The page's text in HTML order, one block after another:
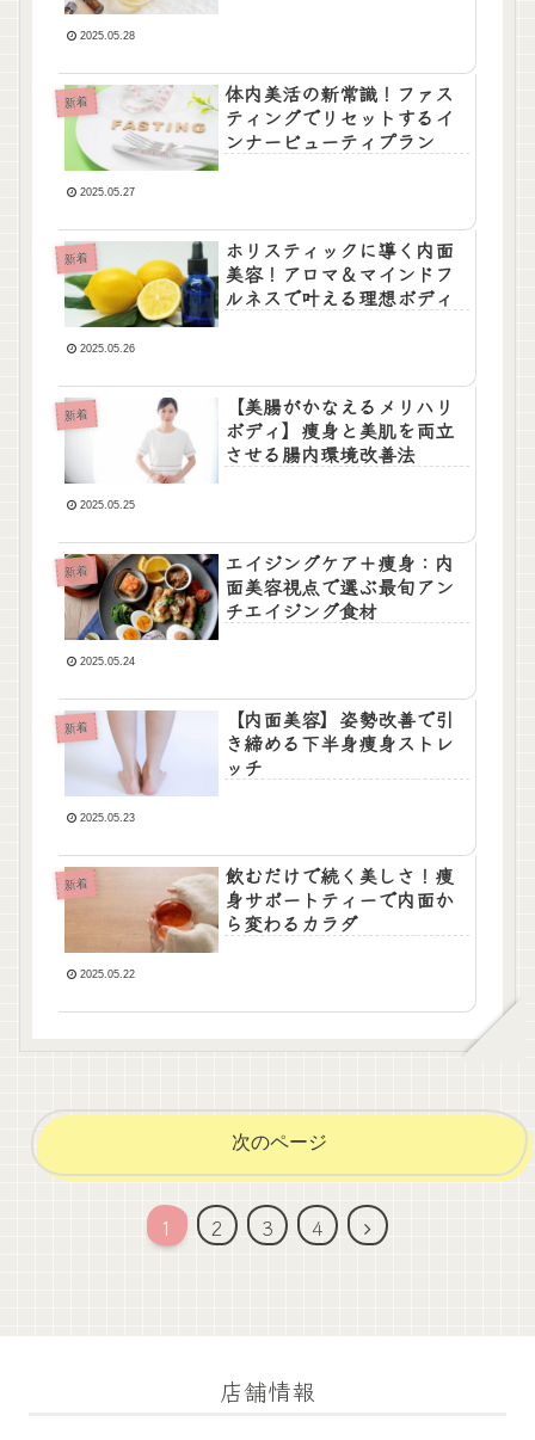
2025.05.28
新着
体内美活の新常識！ファス
ティングでリセットするイ
ンナービューティプラン
2025.05.27
新着
ホリスティックに導く内面
美容！アロマ＆マインドフ
ルネスで叶える理想ボディ
2025.05.26
新着
【美腸がかなえるメリハリ
ボディ】痩身と美肌を両立
させる腸内環境改善法
2025.05.25
新着
エイジングケア＋痩身：内
面美容視点で選ぶ最旬アン
チエイジング食材
2025.05.24
新着
【内面美容】姿勢改善で引
き締める下半身痩身ストレ
ッチ
2025.05.23
新着
飲むだけで続く美しさ！痩
身サポートティーで内面か
ら変わるカラダ
2025.05.22
次のページ
1 2 3 4
次
店舗情報